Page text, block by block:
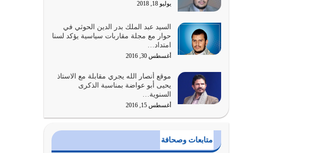
أولياء الشيطان كلما كانوا أكثر ولاءً وطاعة للشيطان
كلما كانوا أكثر ضعفاً
يوليو 30, 2026
والرزق والاستبشار والنجاة والخلود في…
يوليو 29, 2026
يوليو 18, 2018
السيد عبد الملك بدر الدين الحوثي في
حوار مع مجلة مقاربات سياسية يؤكد لسنا
امتداد…
أغسطس 30, 2016
موقع أنصار الله يجري مقابلة مع الاستاذ
يحيى أبو عواضة بمناسبة الذكرى
السنوية…
أغسطس 15, 2016
متابعات وصحافة